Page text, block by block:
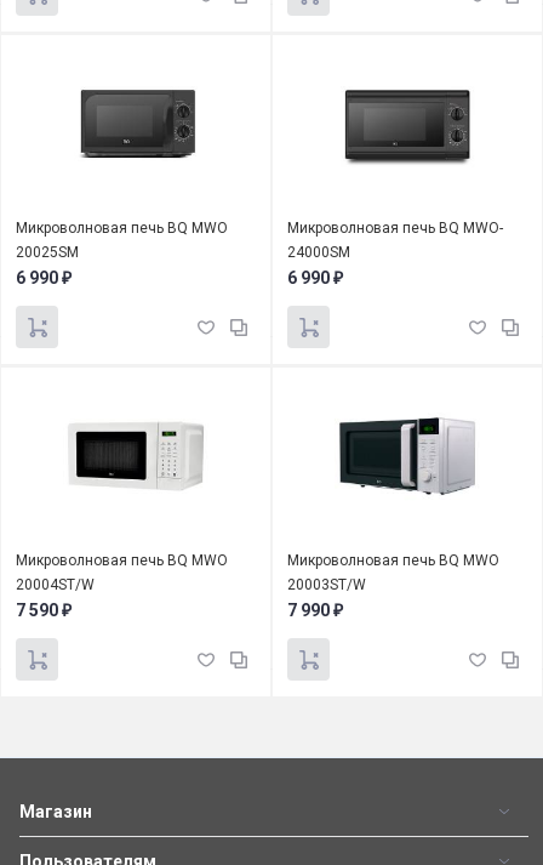
Микроволновая печь BQ MWO
20025SM
6 990 ₽
Микроволновая печь BQ MWO-
24000SM
6 990 ₽
Микроволновая печь BQ MWO
20004ST/W
7 590 ₽
Микроволновая печь BQ MWO
20003ST/W
7 990 ₽
Магазин